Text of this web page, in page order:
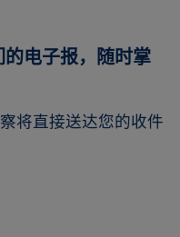
电子报，随时掌
将直接送达您的收件